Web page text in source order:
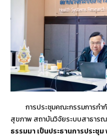
การประชุมคณะกรรมการกำกั
สุขภาพ สถาบันวิจัยระบบสาธาร
ธรรมมา เป็นประธานการประ